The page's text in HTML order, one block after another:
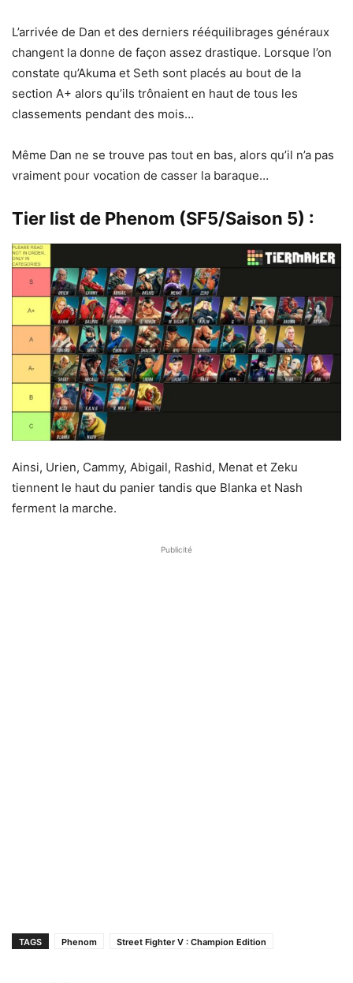
L’arrivée de Dan et des derniers rééquilibrages généraux
changent la donne de façon assez drastique. Lorsque l’on
constate qu’Akuma et Seth sont placés au bout de la
section A+ alors qu’ils trônaient en haut de tous les
classements pendant des mois…
Même Dan ne se trouve pas tout en bas, alors qu’il n’a pas
vraiment pour vocation de casser la baraque…
Tier list de Phenom (SF5/Saison 5) :
Ainsi, Urien, Cammy, Abigail, Rashid, Menat et Zeku
tiennent le haut du panier tandis que Blanka et Nash
ferment la marche.
Publicité
TAGS Phenom Street Fighter V : Champion Edition